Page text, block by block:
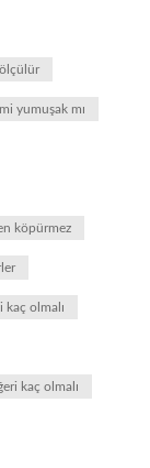
ölçülür
yumuşak mı
köpürmez
kaç olmalı
kaç olmalı